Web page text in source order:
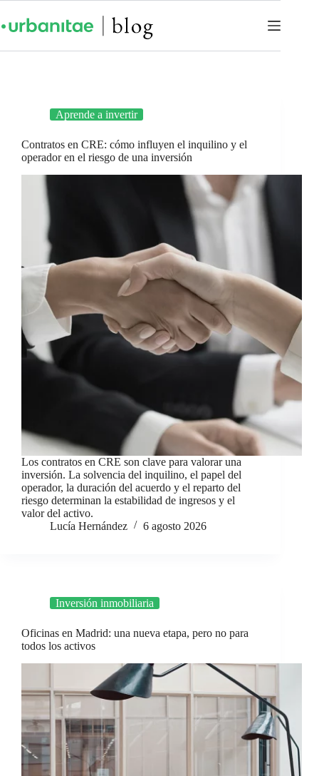
Aprende a invertir
Contratos en CRE: cómo influyen el inquilino y el
operador en el riesgo de una inversión
Los contratos en CRE son clave para valorar una
inversión. La solvencia del inquilino, el papel del
operador, la duración del acuerdo y el reparto del
riesgo determinan la estabilidad de ingresos y el
valor del activo.
Lucía Hernández
6 agosto 2026
Inversión inmobiliaria
Oficinas en Madrid: una nueva etapa, pero no para
todos los activos